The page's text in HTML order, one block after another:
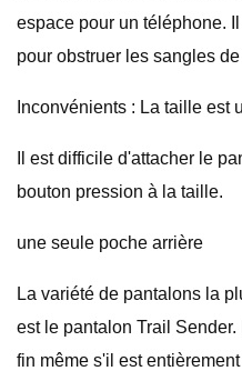
espace pour un téléphone.
pour obstruer les sangles
Inconvénients : La taille est
Il est difficile d'attacher le
bouton pression à la taille.
une seule poche arrière
La variété de pantalons la
est le pantalon Trail
fin même s'il est